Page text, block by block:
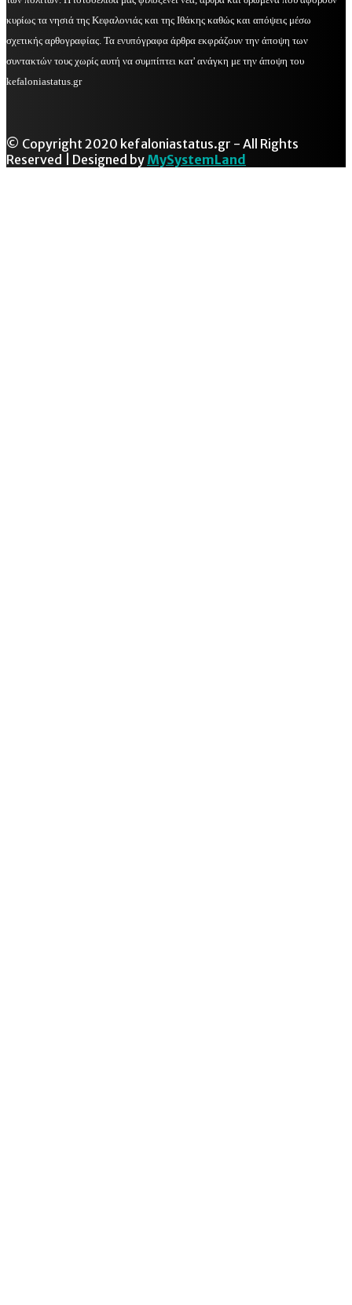
κυρίως τα νησιά της Κεφαλονιάς και της Ιθάκης καθώς και απόψεις μέσω
σχετικής αρθογραφίας. Τα ενυπόγραφα άρθρα εκφράζουν την άποψη των
συντακτών τους χωρίς αυτή να συμπίπτει κατ' ανάγκη με την άποψη του
kefaloniastatus.gr
© Copyright 2020 kefaloniastatus.gr - All Rights
Reserved | Designed by MySystemLand